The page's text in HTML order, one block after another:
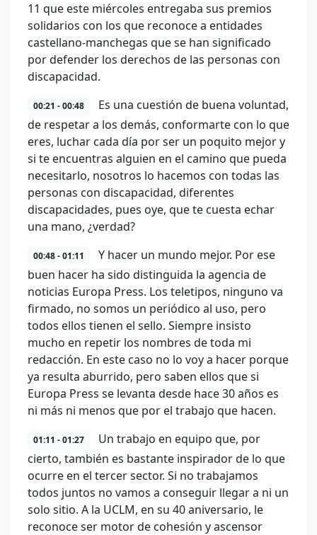
11 que este miércoles entregaba sus premios
solidarios con los que reconoce a entidades
castellano-manchegas que se han significado
por defender los derechos de las personas con
discapacidad.
00:21 - 00:48
Es una cuestión de buena voluntad,
de respetar a los demás, conformarte con lo que
eres, luchar cada día por ser un poquito mejor y
si te encuentras alguien en el camino que pueda
necesitarlo, nosotros lo hacemos con todas las
personas con discapacidad, diferentes
discapacidades, pues oye, que te cuesta echar
una mano, ¿verdad?
00:48 - 01:11
Y hacer un mundo mejor. Por ese
buen hacer ha sido distinguida la agencia de
noticias Europa Press. Los teletipos, ninguno va
firmado, no somos un periódico al uso, pero
todos ellos tienen el sello. Siempre insisto
mucho en repetir los nombres de toda mi
redacción. En este caso no lo voy a hacer porque
ya resulta aburrido, pero saben ellos que si
Europa Press se levanta desde hace 30 años es
ni más ni menos que por el trabajo que hacen.
01:11 - 01:27
Un trabajo en equipo que, por
cierto, también es bastante inspirador de lo que
ocurre en el tercer sector. Si no trabajamos
todos juntos no vamos a conseguir llegar a ni un
solo sitio. A la UCLM, en su 40 aniversario, le
reconoce ser motor de cohesión y ascensor